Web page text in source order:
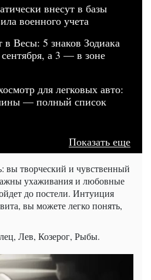
внесут в базы
военного учета
в Весы: 5 знаков Зодиака
а 3 — в зоне
для легковых авто:
— полный список
Показать еще
вы творческий и чувственный
ухаживания и любовные
до постели. Интуиция
вы можете легко понять,
Лев, Козерог, Рыбы.